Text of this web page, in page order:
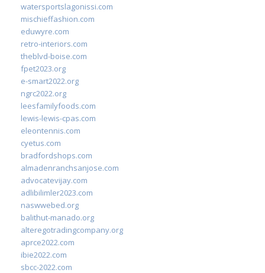
watersportslagonissi.com
mischieffashion.com
eduwyre.com
retro-interiors.com
theblvd-boise.com
fpet2023.org
e-smart2022.org
ngrc2022.org
leesfamilyfoods.com
lewis-lewis-cpas.com
eleontennis.com
cyetus.com
bradfordshops.com
almadenranchsanjose.com
advocatevijay.com
adlibilimler2023.com
naswwebed.org
balithut-manado.org
alteregotradingcompany.org
aprce2022.com
ibie2022.com
sbcc-2022.com